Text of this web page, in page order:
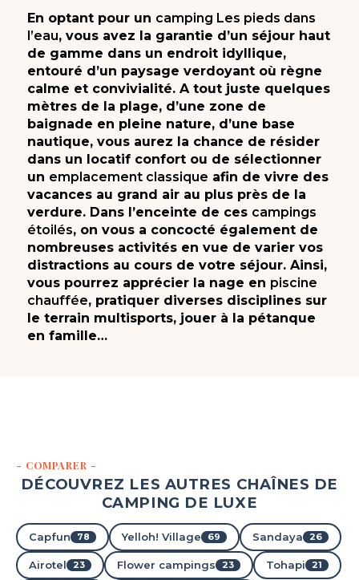
En optant pour un camping Les pieds dans
l’eau, vous avez la garantie d’un séjour haut
de gamme dans un endroit idyllique,
entouré d’un paysage verdoyant où règne
calme et convivialité. A tout juste quelques
mètres de la plage, d’une zone de
baignade en pleine nature, d’une base
nautique, vous aurez la chance de résider
dans un locatif confort ou de sélectionner
un emplacement classique afin de vivre des
vacances au grand air au plus près de la
verdure. Dans l’enceinte de ces campings
étoilés, on vous a concocté également de
nombreuses activités en vue de varier vos
distractions au cours de votre séjour. Ainsi,
vous pourrez apprécier la nage en piscine
chauffée, pratiquer diverses disciplines sur
le terrain multisports, jouer à la pétanque
en famille…
- COMPARER -
DÉCOUVREZ LES AUTRES CHAÎNES DE
CAMPING DE LUXE
Capfun 78 Yelloh! Village 69 Sandaya 26
Airotel 23 Flower campings 23 Tohapi 21